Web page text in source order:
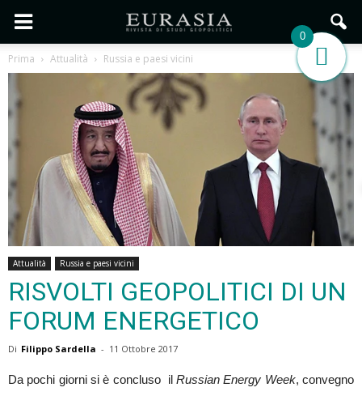
Prima Attualità Russia e paesi vicini
Attualità Russia e paesi vicini
RISVOLTI GEOPOLITICI DI UN
FORUM ENERGETICO
Di Filippo Sardella - 11 Ottobre 2017
Da pochi giorni si è concluso il Russian Energy Week, convegno
0